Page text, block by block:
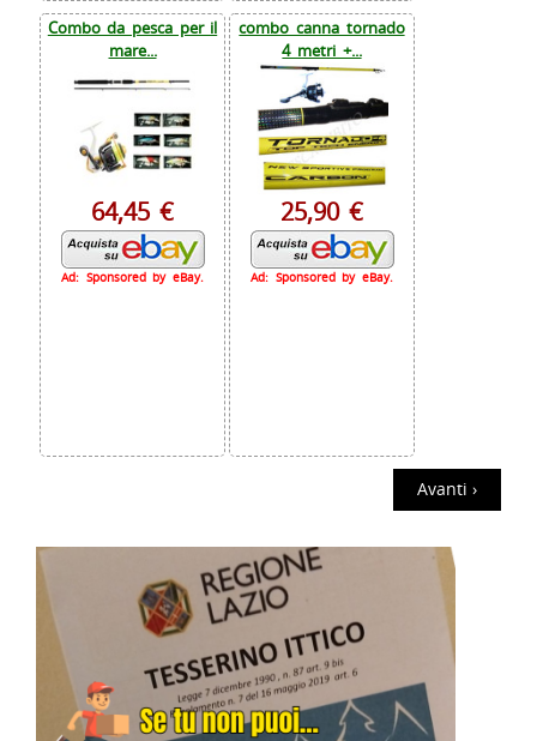
Combo da pesca per il
mare...
64,45 €
Ad: Sponsored by eBay.
combo canna tornado
4 metri +...
25,90 €
Ad: Sponsored by eBay.
Avanti ›